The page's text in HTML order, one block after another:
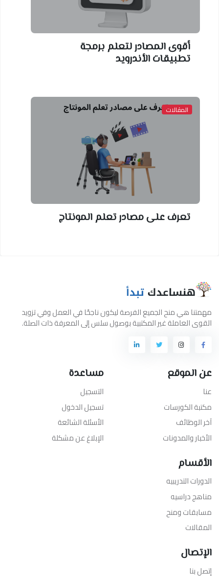
أقوى المصادر لتعلم برمجة
تطبيقات الأندرويد
المقالات
تعرف على مصادر تعلم المونتاج
مهمتنا هي منح الجميع الفرصة ليكون ناجحًا في العمل وفي تزويد
القوى العاملة غير المكتبية بوصول سلس إلى المعرفة ذات الصلة.
عن الموقع
عنا
مكتبة الكورسات
آخر الوظائف
الأخبار والمدونات
مساعدة
التسجيل
تسجيل الدخول
الأسئلة الشائعة
الإبلاغ عن مشكلة
الأقسام
الدورات التدريبيه
مناهج دراسيه
مسابقات ومنح
المقالات
الإتصال
إتصل بنا